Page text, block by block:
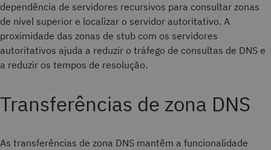
dependência de servidores recursivos para consultar zonas
de nível superior e localizar o servidor autoritativo. A
proximidade das zonas de stub com os servidores
autoritativos ajuda a reduzir o tráfego de consultas de DNS e
a reduzir os tempos de resolução.
Transferências de zona DNS
As transferências de zona DNS mantêm a funcionalidade